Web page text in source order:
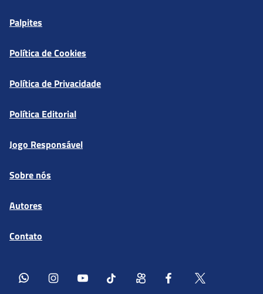
Palpites
Política de Cookies
Política de Privacidade
Política Editorial
Jogo Responsável
Sobre nós
Autores
Contato